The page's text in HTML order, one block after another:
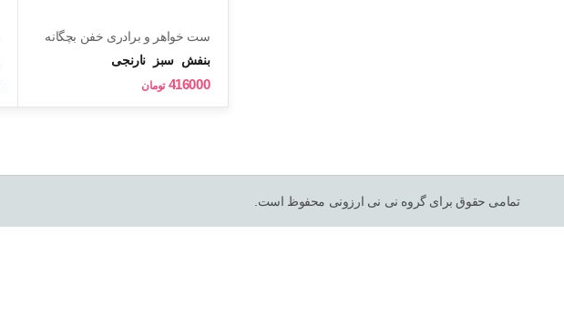
ست خواهر و برادری خفن بچگانه
بنفش سبز نارنجی
416000 تومان
تمامی حقوق برای گروه نی نی ارزونی محفوظ است.